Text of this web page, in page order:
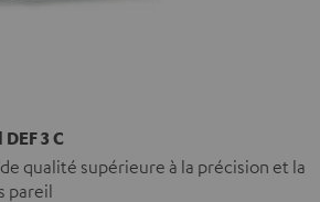
3 C
qualité supérieure à la précision et la
pareil